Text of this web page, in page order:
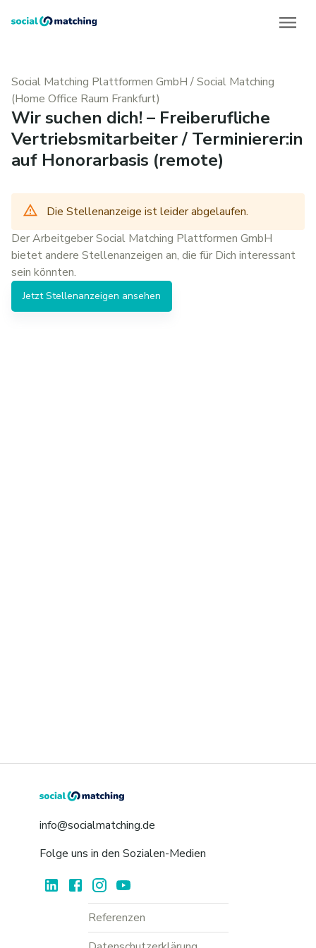
Social Matching Plattformen GmbH /Social Matching
(Home Office Raum Frankfurt)
Wir suchen dich! – Freiberufliche
Vertriebsmitarbeiter / Terminierer:in
auf Honorarbasis (remote)
Die Stellenanzeige ist leider abgelaufen.
Der ArbeitgeberSocial Matching Plattformen GmbH
bietet andere Stellenanzeigen an, die für Dich interessant
sein könnten.
JetztStellenanzeigen ansehen
info@socialmatching.de
Folge uns in den Sozialen-Medien
Referenzen